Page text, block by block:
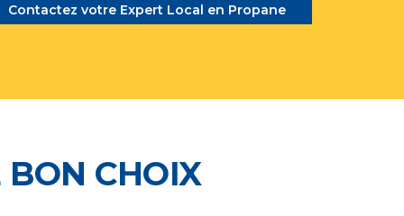
Contactez votre Expert Local en Propane
BON CHOIX